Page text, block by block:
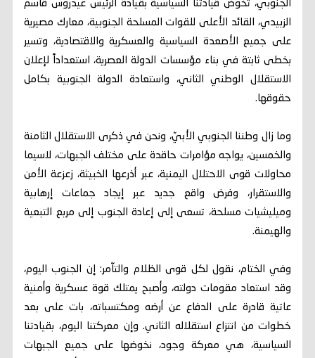
الجنوبي، تخوض قيادتنا السياسية بقيادة الرئيس عيدروس قاسم
الزبيدي، القائد الأعلى للقوات المسلحة الجنوبية، معارك مصيرية
على جميع الأصعدة السياسية والعسكرية والاقتصادية، وتسير
بخطى ثابتة في بناء مؤسسات الدولة العصرية، استعداداً لإعلان
الاستقلال الوطني الثاني، واستعادة الدولة الجنوبية بكامل
حقوقها.
وما زال وطننا الجنوبي الأبيّ، ونحن في ذكرى الاستقلال الثامنة
والخمسين، يواجه مؤامرات حاقدة على مختلف الجبهات، لاسيما
محاولات قوى الاحتلال اليمنية، عبر أذرعها الخبيثة، زعزعة الأمن
والاستقرار، وفرض واقع جديد عبر إيجاد جماعات إرهابية
وميليشيات مسلحة، تسعى إلى إعادة الجنوب إلى مربع التبعية
والهيمنة.
وفي الختام، نقول لكل قوى الظلام والتآمر: إن الجنوب اليوم،
وقد استعاد مقومات دولته، وأصبح يمتلك قوة عسكرية وأمنية
عاتية قادرة على الدفاع عن أرضه ومكتسباته، بات على بعد
خطوات من انتزاع استقلاله الثاني. وإن معركتنا اليوم، بقيادتنا
السياسية، هي معركة وجود، نخوضها على جميع الجبهات